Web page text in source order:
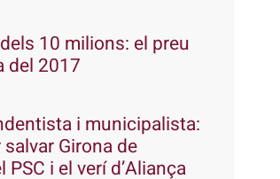
10 milions: el preu
del 2017
i municipalista:
salvar Girona de
PSC i el verí d’Aliança